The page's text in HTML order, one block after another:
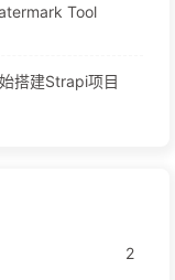
Tool
搭建Strapi项目
2